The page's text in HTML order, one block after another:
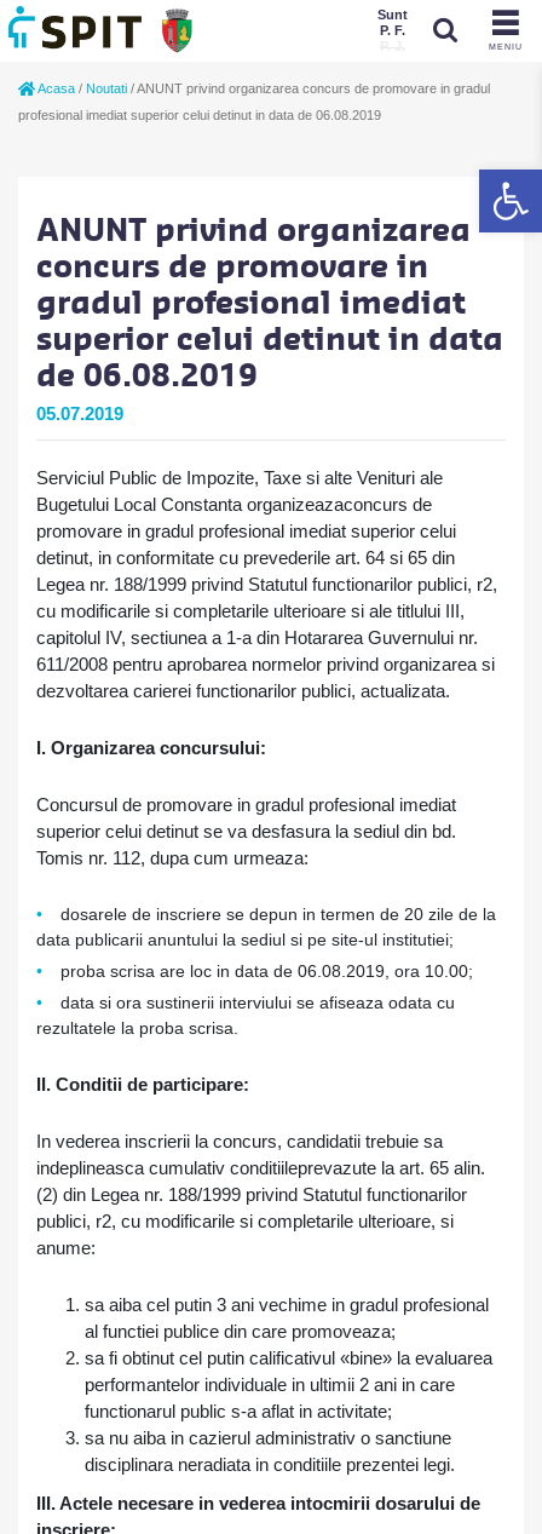
MENIU
Sunt
P. F.
P. J.
P. F.
Acasa / Noutati /ANUNT privind organizarea concurs de promovare in gradul
profesional imediat superior celui detinut in data de 06.08.2019
ANUNT privind organizarea
concurs de promovare in
gradul profesional imediat
superior celui detinut in data
de 06.08.2019
05.07.2019
Serviciul Public de Impozite, Taxe si alte Venituri ale
Bugetului Local Constanta organizeazaconcurs de
promovare in gradul profesional imediat superior celui
detinut, in conformitate cu prevederile art. 64 si 65 din
Legea nr. 188/1999 privind Statutul functionarilor publici, r2,
cu modificarile si completarile ulterioare si ale titlului III,
capitolul IV, sectiunea a 1-a din Hotararea Guvernului nr.
611/2008 pentru aprobarea normelor privind organizarea si
dezvoltarea carierei functionarilor publici, actualizata.
I. Organizarea concursului:
Concursul de promovare in gradul profesional imediat
superior celui detinut se va desfasura la sediul din bd.
Tomis nr. 112, dupa cum urmeaza:
dosarele de inscriere se depun in termen de 20 zile de la
data publicarii anuntului la sediul si pe site-ul institutiei;
proba scrisa are loc in data de 06.08.2019, ora 10.00;
data si ora sustinerii interviului se afiseaza odata cu
rezultatele la proba scrisa.
II. Conditii de participare:
In vederea inscrierii la concurs, candidatii trebuie sa
indeplineasca cumulativ conditiileprevazute la art. 65 alin.
(2) din Legea nr. 188/1999 privind Statutul functionarilor
publici, r2, cu modificarile si completarile ulterioare, si
anume:
sa aiba cel putin 3 ani vechime in gradul profesional
al functiei publice din care promoveaza;
sa fi obtinut cel putin calificativul «bine» la evaluarea
performantelor individuale in ultimii 2 ani in care
functionarul public s-a aflat in activitate;
sa nu aiba in cazierul administrativ o sanctiune
disciplinara neradiata in conditiile prezentei legi.
III. Actele necesare in vederea intocmirii dosarului de
inscriere: